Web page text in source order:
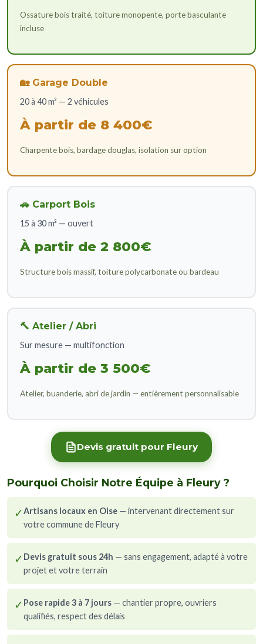
Ossature bois traité, toiture monopente, porte basculante
incluse
🏡 Garage Double
20 à 40 m² — 2 véhicules
À partir de 8 400€
Charpente bois, bardage douglas, isolation sur option
🚗 Carport Bois
15 à 30 m² — ouvert
À partir de 2 800€
Structure bois massif, toiture polycarbonate ou bardeau
🔨 Atelier / Abri
Sur mesure — multifonction
À partir de 3 500€
Atelier, buanderie, abri de jardin — entièrement personnalisable
Devis gratuit pour Fleury
Pourquoi Choisir Notre Équipe à Fleury ?
✓Artisans locaux en Oise — intervenant directement sur
votre commune de Fleury
✓ Devis gratuit sous 24h — sans engagement, adapté à votre
projet et votre terrain
✓ Pose rapide 3 à 7 jours — chantier propre, ouvriers
qualifiés, respect des délais